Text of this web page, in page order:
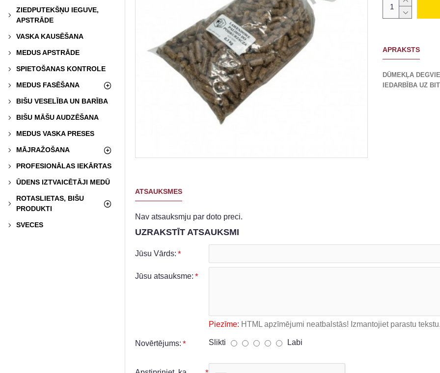
ZIEDPUTEKŠŅU IEGUVE,
APSTRĀDE
VASKA KAUSĒŠANA
MEDUS APSTRĀDE
SPIETOŠANAS KONTROLE
MEDUS FASĒŠANA
BIŠU VESELĪBA UN BARĪBA
BIŠU MĀŠU AUDZĒŠANA
MEDUS VASKA PRESES
MĀJRAŽOŠANA
PROFESIONĀLAS IEKĀRTAS
ŪDENS IZTVAICĒTĀJI MEDŪ
ROTASLIETAS, BIŠU
PRODUKTI
SVECES
APRAKSTS
DŪMEKĻA
IEDARBĪBA UZ
ATSAUKSMES
Nav atsauksmju par doto preci.
UZRAKSTĪT ATSAUKSMI
Jūsu Vārds:
Jūsu atsauksme:
Piezīme: HTML apzīmējumi neatbalstās! Izmantojiet parastu
Novērtējums: Slikti Labi